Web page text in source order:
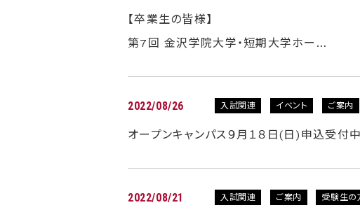
【卒業生の皆様】
第7回 金沢学院大学・短期大学ホー…
2022/08/26 入試関連 イベント ご案内
オープンキャンパス９月１８日(日)申込受付中
2022/08/21 入試関連 ご案内 受験生の